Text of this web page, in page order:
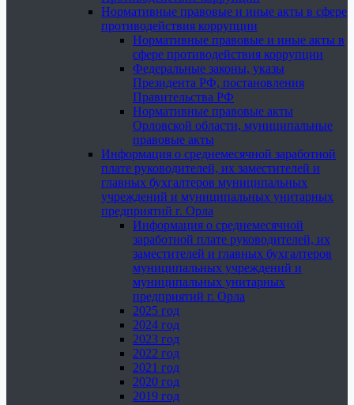
Нормативные правовые и иные акты в сфере
противодействия коррупции
Нормативные правовые и иные акты в
сфере противодействия коррупции
Федеральные законы, указы
Президента РФ, постановления
Правительства РФ
Нормативные правовые акты
Орловской области, муниципальные
правовые акты
Информация о среднемесячной заработной
плате руководителей, их заместителей и
главных бухгалтеров муниципальных
учреждений и муниципальных унитарных
предприятий г. Орла
Информация о среднемесячной
заработной плате руководителей, их
заместителей и главных бухгалтеров
муниципальных учреждений и
муниципальных унитарных
предприятий г. Орла
2025 год
2024 год
2023 год
2022 год
2021 год
2020 год
2019 год